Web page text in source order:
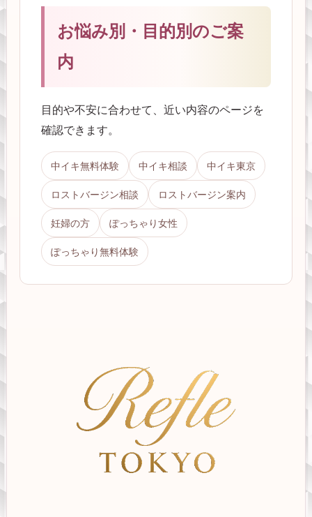
お悩み別・目的別のご案
内
目的や不安に合わせて、近い内容のページを
確認できます。
中イキ無料体験 中イキ相談 中イキ東京
ロストバージン相談 ロストバージン案内
妊婦の方 ぽっちゃり女性
ぽっちゃり無料体験